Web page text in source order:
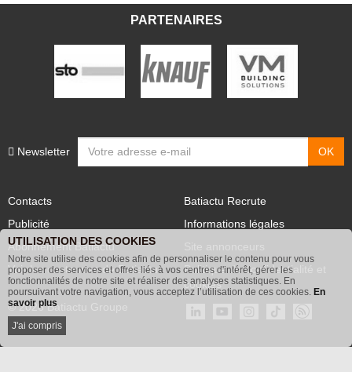
Publicité
Abonnement Batiactu
Voir les contenus+ de Batiactu
Site annonceurs
Politique de confidentialité et
cookies
© 2026 Batiactu Groupe
UTILISATION DES COOKIES
Notre site utilise des cookies afin de personnaliser le contenu pour vous
proposer des services et offres liés à vos centres d'intérêt, gérer les
fonctionnalités de notre site et réaliser des analyses statistiques. En
poursuivant votre navigation, vous acceptez l’utilisation de ces cookies. En
savoir plus
J'ai compris